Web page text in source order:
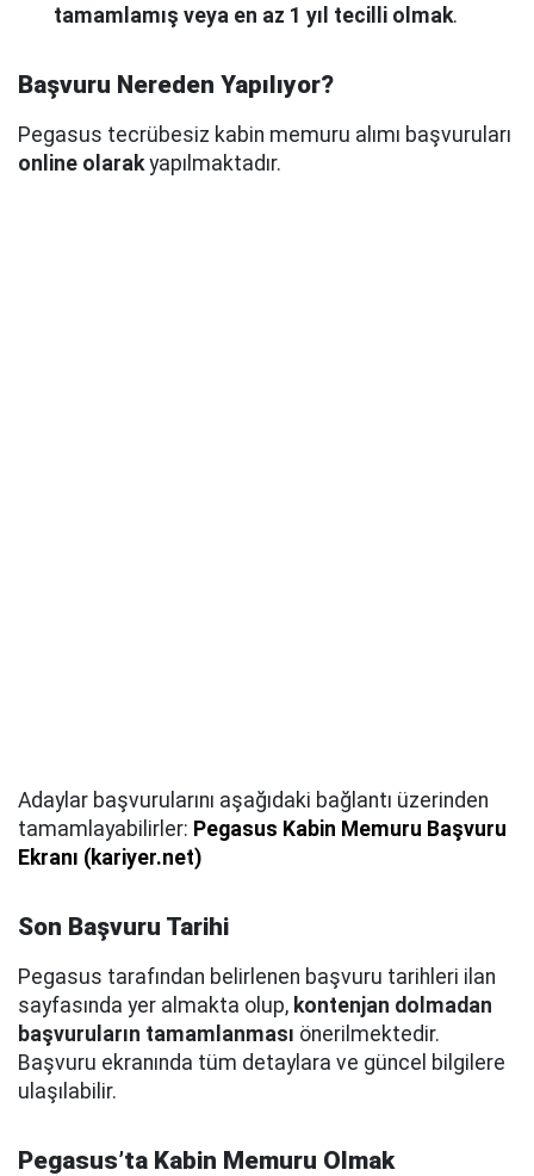
tamamlamış veya en az 1 yıl tecilli olmak.
Başvuru Nereden Yapılıyor?
Pegasus tecrübesiz kabin memuru alımı başvuruları
online olarakyapılmaktadır.
Adaylar başvurularını aşağıdaki bağlantı üzerinden
tamamlayabilirler: Pegasus Kabin Memuru Başvuru
Ekranı (kariyer.net)
Son Başvuru Tarihi
Pegasus tarafından belirlenen başvuru tarihleri ilan
sayfasında yer almakta olup, kontenjan dolmadan
başvuruların tamamlanması önerilmektedir.
Başvuru ekranında tüm detaylara ve güncel bilgilere
ulaşılabilir.
Pegasus’ta Kabin Memuru Olmak